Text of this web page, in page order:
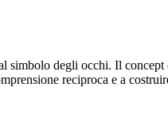
simbolo degli occhi. Il
reciproca e a